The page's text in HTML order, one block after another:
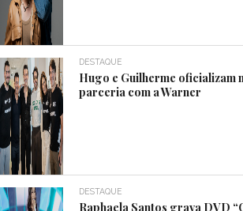
DESTAQUE
Hugo e Guilherme oficializam
parceria com a Warner
DESTAQUE
Raphaela Santos grava DVD